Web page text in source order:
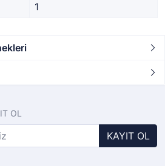
1
OL
KAYIT OL